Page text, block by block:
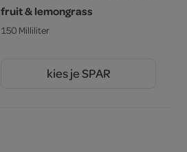
fruit & lemongrass
150 Milliliter
kies je SPAR